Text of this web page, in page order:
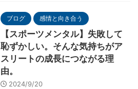
ブログ 感情と向き合う
【スポーツメンタル】失敗して
恥ずかしい。そんな気持ちがア
スリートの成長につながる理
由。
2024/9/20